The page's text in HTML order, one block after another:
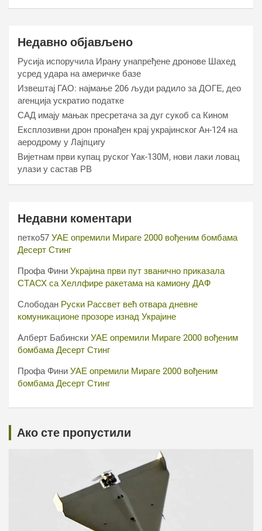
Недавно објављено
Русија испоручила Ирану унапређене дронове Шахед
усред удара на америчке базе
Извештај ГАО: најмање 206 људи радило за ДОГЕ, део
агенција ускратио податке
САД имају мањак пресретача за дуг сукоб са Кином
Експлозивни дрон пронађен крај украјинског Ан-124 на
аеродрому у Лајпцигу
Вијетнам први купац руског Yак-130М, нови лаки ловац
улази у састав РВ
Недавни коментари
петко57 УАЕ опремили Мираге 2000 вођеним бомбама
Десерт Стинг
Профа Фини Украјина први пут званично приказала
СТАСХ са Хеллфире ракетама на камиону ДАФ
Слободан Руски Рассвет већ отвара дневне
комуникационе прозоре изнад Украјине
Алберт Бабински УАЕ опремили Мираге 2000 вођеним
бомбама Десерт Стинг
Профа Фини УАЕ опремили Мираге 2000 вођеним
бомбама Десерт Стинг
Ако сте пропустили